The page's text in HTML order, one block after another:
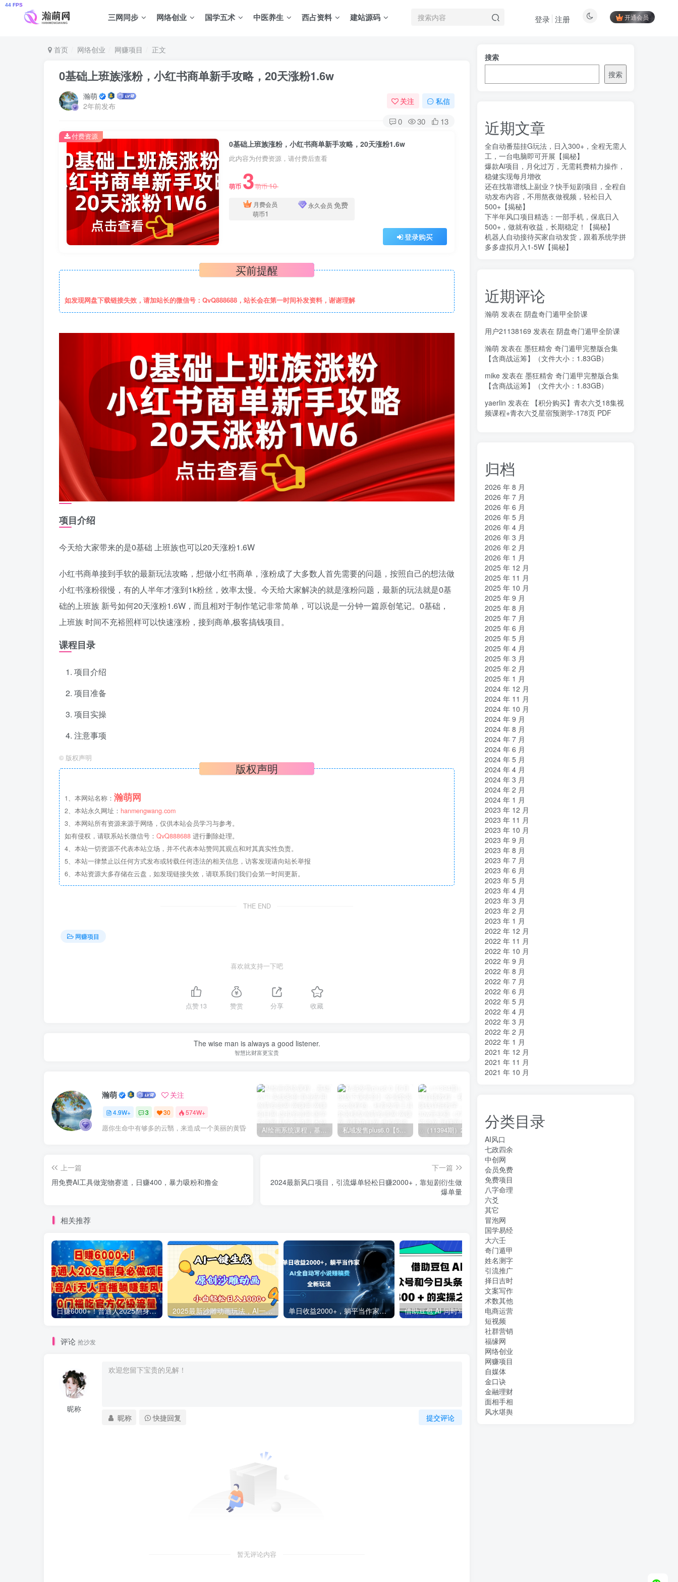
三网同步 网络创业 国学五术 中医养生 西占资料 建站源码 开通会员
登录 注册
首页 网络创业 网赚项目 正文
0基础上班族涨粉，小红书商单新手攻略，20天涨粉1.6w
瀚萌
2年前发布
关注 私信
0 30 13
0基础上班族涨粉，小红书商单新手攻略，20天涨粉1.6w
此内容为付费资源，请付费后查看
萌币 3萌币10
月费会员
萌币1
永久会员 免费
登录购买
付费资源
买前提醒
如发现网盘下载链接失效，请加站长的微信号：QvQ888688，站长会在第一时间补发资料，谢谢理解
项目介绍
今天给大家带来的是0基础 上班族也可以20天涨粉1.6W
小红书商单接到手软的最新玩法攻略，想做小红书商单，涨粉成了大多数人首先需要的问题，按照自己的想法做
小红书涨粉很慢，有的人半年才涨到1k粉丝，效率太慢。今天给大家解决的就是涨粉问题，最新的玩法就是0基
础的上班族 新号如何20天涨粉1.6W，而且相对于制作笔记非常简单，可以说是一分钟一篇原创笔记。0基础，
上班族 时间不充裕照样可以快速涨粉，接到商单,极客搞钱项目。
课程目录
项目介绍
项目准备
项目实操
注意事项
© 版权声明
版权声明
1、本网站名称： 瀚萌网
2、本站永久网址： hanmengwang.com
3、本网站所有资源来源于网络，仅供本站会员学习与参考。
如有侵权，请联系站长微信号： QvQ888688 进行删除处理。
4、本站一切资源不代表本站立场，并不代表本站赞同其观点和对其真实性负责。
5、本站一律禁止以任何方式发布或转载任何违法的相关信息，访客发现请向站长举报
6、本站资源大多存储在云盘，如发现链接失效，请联系我们我们会第一时间更新。
THE END
网赚项目
喜欢就支持一下吧
点赞13 赞赏 分享 收藏
The wise man is always a good listener.
智慧比财富更宝贵
瀚萌 关注
4.9W+ 3 30 574W+
愿你生命中有够多的云翳，来造成一个美丽的黄昏 AI绘画系统课程，基础入门-实战案例-商业应用 私域发售plus6.0【5月份线下课录音】/全域套装sop流程包，社群发售工具套装模型 （11394期）2024视频号直播教程：视频号如何赚钱详细教学，一场直播30w营业额（37节）
上一篇
用免费AI工具做宠物赛道，日赚400，暴力吸粉和撸金
下一篇
2024最新风口项目，引流爆单轻松日赚2000+，靠短剧衍生做
爆单量
相关推荐
日赚6000+！普通人2025翻身必做项目，抖音Ai无人直播躺赚新风口，0门槛吃官方亿级流量 2025最新沙雕动画玩法，AI一键生成，条条原创 轻松破千万播放，单日变现1K+，小白看完就会 单日收益2000+，躺平当作家，AI全自动写小说赚稿费，全新玩法 借助豆包 AI 同时写公众号和今日头条原创情感短文日赚 300 + 的实操之路，可矩形操作
评论 抢沙发
昵称
提交评论
昵称 快捷回复
暂无评论内容
搜索
搜索
近期文章
全自动番茄挂G玩法，日入300+，全程无需人
工，一台电脑即可开展【揭秘】
爆款Ai项目，月化过万，无需耗费精力操作，
稳健实现每月增收
还在找靠谱线上副业？快手短剧项目，全程自
动发布内容，不用熬夜做视频，轻松日入
500+【揭秘】
下半年风口项目精选：一部手机，保底日入
500+，做就有收益，长期稳定！【揭秘】
机器人自动接待买家自动发货，跟着系统学拼
多多虚拟月入1-5W【揭秘】
近期评论
瀚萌 发表在 阴盘奇门遁甲全阶课
用户21138169 发表在 阴盘奇门遁甲全阶课
瀚萌 发表在 墨狂精舍 奇门遁甲完整版合集
【含商战运筹】（文件大小：1.83GB）
mike 发表在 墨狂精舍 奇门遁甲完整版合集
【含商战运筹】（文件大小：1.83GB）
yaerlin 发表在 【积分购买】青衣六爻18集视
频课程+青衣六爻星宿预测学-178页 PDF
归档
2026 年 8 月
2026 年 7 月
2026 年 6 月
2026 年 5 月
2026 年 4 月
2026 年 3 月
2026 年 2 月
2026 年 1 月
2025 年 12 月
2025 年 11 月
2025 年 10 月
2025 年 9 月
2025 年 8 月
2025 年 7 月
2025 年 6 月
2025 年 5 月
2025 年 4 月
2025 年 3 月
2025 年 2 月
2025 年 1 月
2024 年 12 月
2024 年 11 月
2024 年 10 月
2024 年 9 月
2024 年 8 月
2024 年 7 月
2024 年 6 月
2024 年 5 月
2024 年 4 月
2024 年 3 月
2024 年 2 月
2024 年 1 月
2023 年 12 月
2023 年 11 月
2023 年 10 月
2023 年 9 月
2023 年 8 月
2023 年 7 月
2023 年 6 月
2023 年 5 月
2023 年 4 月
2023 年 3 月
2023 年 2 月
2023 年 1 月
2022 年 12 月
2022 年 11 月
2022 年 10 月
2022 年 9 月
2022 年 8 月
2022 年 7 月
2022 年 6 月
2022 年 5 月
2022 年 4 月
2022 年 3 月
2022 年 2 月
2022 年 1 月
2021 年 12 月
2021 年 11 月
2021 年 10 月
分类目录
AI风口
七政四余
中创网
会员免费
免费项目
八字命理
六爻
其它
冒泡网
国学易经
大六壬
奇门遁甲
姓名测字
引流推广
择日吉时
文案写作
术数其他
电商运营
短视频
社群营销
福缘网
网络创业
网赚项目
自媒体
金口诀
金融理财
面相手相
风水堪舆